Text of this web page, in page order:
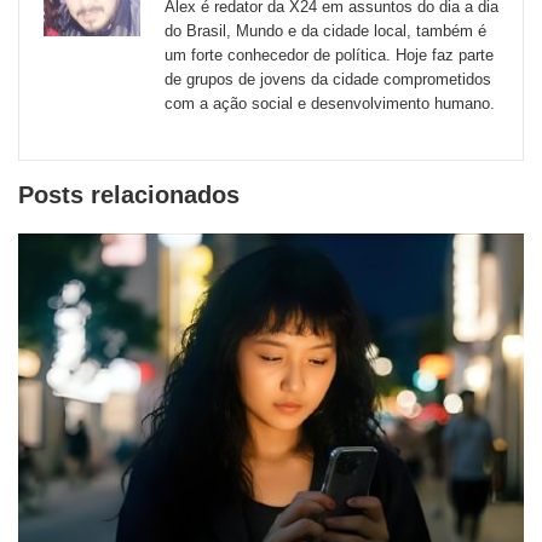
externos
Alex é redator da X24 em assuntos do dia a dia
do Brasil, Mundo e da cidade local, também é
um forte conhecedor de política. Hoje faz parte
de grupos de jovens da cidade comprometidos
com a ação social e desenvolvimento humano.
Posts relacionados